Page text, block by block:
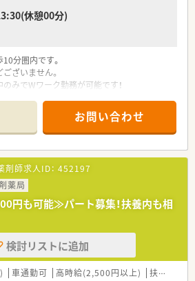
休憩00分)
分圏内です。
ざいません。
みでWワーク勤務が可能です！
お問い合わせ
剤師求人ID： 452197
薬局
円も可能≫パート募集！扶養内も相
検討リストに追加
車通勤可 高時給(2,500円以上) 扶養内勤務OK